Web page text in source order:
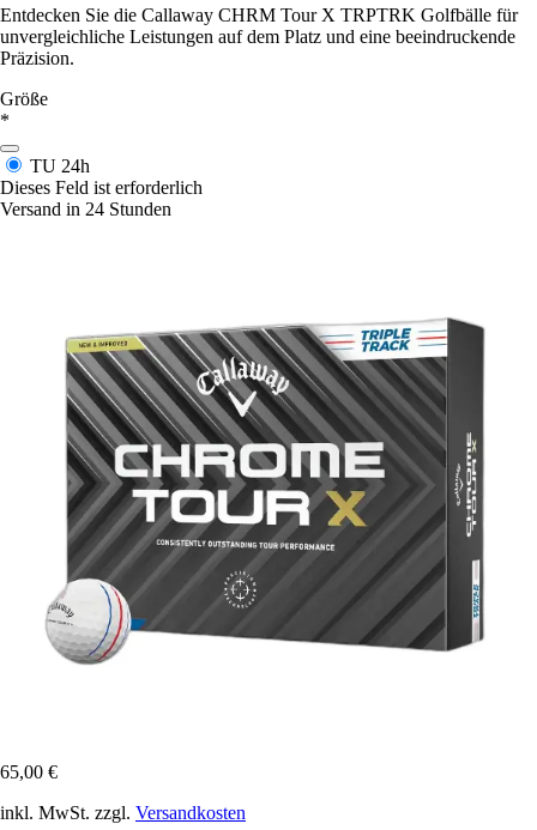
Entdecken Sie die Callaway CHRM Tour X TRPTRK Golfbälle für
unvergleichliche Leistungen auf dem Platz und eine beeindruckende
Präzision.
Größe
*
TU 24h
Dieses Feld ist erforderlich
Versand in 24 Stunden
65,00 €
inkl. MwSt. zzgl. Versandkosten